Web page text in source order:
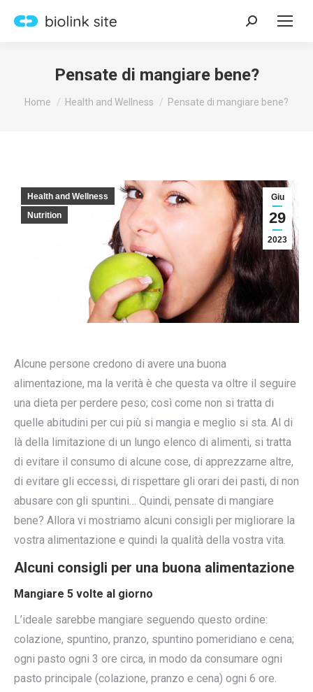
Search:
Pensate di mangiare bene?
You are here:
Home Health and Wellness Pensate di mangiare bene?
Giu
29
2023
Health and Wellness
Nutrition
Alcune persone credono di avere una buona
alimentazione, ma la verità è che questa va oltre il seguire
una dieta per perdere peso; così come non si tratta di
quelle abitudini per cui più si mangia e meglio si sta. Al di
là della limitazione di un lungo elenco di alimenti, si tratta
di evitare il consumo di alcune cose, di apprezzarne altre,
di evitare gli eccessi, di rispettare gli orari dei pasti, di non
abusare con gli spuntini… Quindi, pensate di mangiare
bene? Allora vi mostriamo alcuni consigli per migliorare la
vostra alimentazione e quindi la qualità della vostra vita.
Alcuni consigli per una buona alimentazione
Mangiare 5 volte al giorno
L’ideale sarebbe mangiare seguendo questo ordine:
colazione, spuntino, pranzo, spuntino pomeridiano e cena;
ogni pasto ogni 3 ore circa, in modo da consumare ogni
pasto principale (colazione, pranzo e cena) ogni 6 ore.